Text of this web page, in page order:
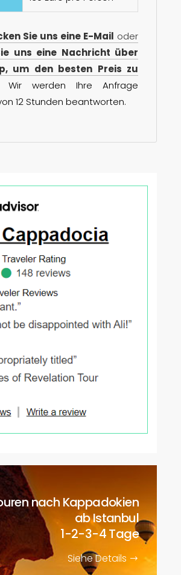
Sie uns eine E-Mail oder
uns eine Nachricht über
um den besten Preis zu
Wir werden Ihre Anfrage
12 Stunden beantworten.
nach Kappadokien
ab Istanbul
1-2-3-4 Tage
Siehe Details